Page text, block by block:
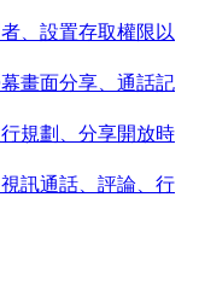
、設置存取權限以
畫面分享、通話記
規劃、分享開放時
訊通話、評論、行